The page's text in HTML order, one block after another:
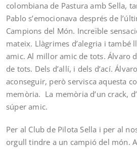
colombiana de Pastura amb Sella,
Pablo s’emocionava després de
Campions del Món. Increïble
mateix. Llàgrimes d’alegria i també
amic. Al millor amic de tots. Álvaro
de tots. Dels d’allí, i dels d’ací.
aconseguir, però servisca aquesta
memòria. La memòria d’un crack,
súper amic.
Per al Club de Pilota Sella i per al
orgull tindre a un campió del món.